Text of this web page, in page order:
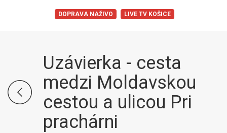
DOPRAVA NAŽIVO LIVE TV KOŠICE
Uzávierka - cesta
medzi Moldavskou
cestou a ulicou Pri
prachárni